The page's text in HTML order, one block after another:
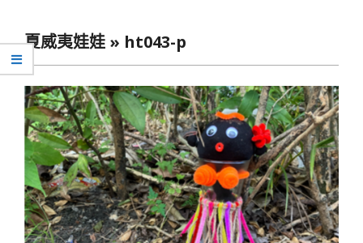
與
你
一
起
咖
啡
館
夏威夷娃娃 » ht043-p